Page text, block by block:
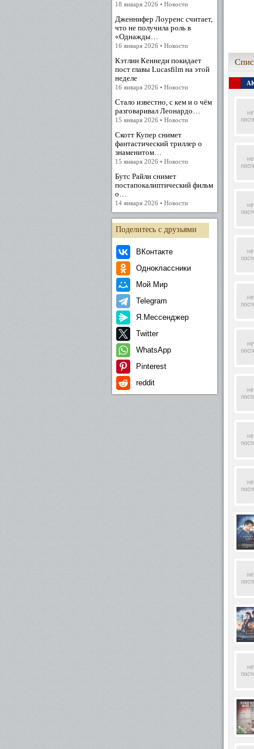
18 января 2026 • Новости
Дженнифер Лоуренс считает,
что не получила роль в
«Однажды…
16 января 2026 • Новости
Кэтлин Кеннеди покидает
пост главы Lucasfilm на этой
неделе
16 января 2026 • Новости
Стало известно, с кем и о чём
разговаривал Леонардо…
15 января 2026 • Новости
Скотт Купер снимет
фантастический триллер о
знаменитом…
15 января 2026 • Новости
Бутс Райли снимет
постапокалиптический фильм
о…
14 января 2026 • Новости
Поделитесь с друзьями
ВКонтакте
Одноклассники
Мой Мир
Telegram
Я.Мессенджер
Twitter
WhatsApp
Pinterest
reddit